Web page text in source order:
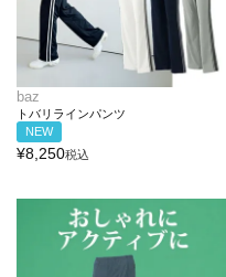
baz
トバリラインパンツ
NEW
¥8,250税込